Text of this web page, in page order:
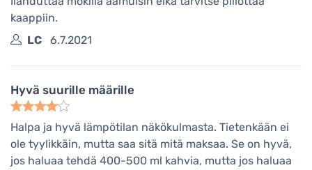
kaappiin.
LC
6.7.2021
Hyvä suurille määrille
Halpa ja hyvä lämpötilan näkökulmasta. Tietenkään ei
ole tyylikkäin, mutta saa sitä mitä maksaa. Se on hyvä,
jos haluaa tehdä 400-500 ml kahvia, mutta jos haluaa